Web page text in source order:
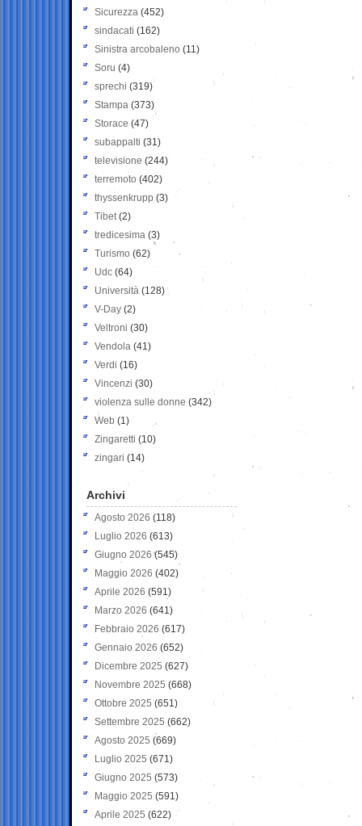
Sicurezza (452)
sindacati (162)
Sinistra arcobaleno (11)
Soru (4)
sprechi (319)
Stampa (373)
Storace (47)
subappalti (31)
televisione(244)
terremoto (402)
thyssenkrupp (3)
Tibet(2)
tredicesima (3)
Turismo (62)
Udc (64)
Università (128)
V-Day (2)
Veltroni (30)
Vendola (41)
Verdi (16)
Vincenzi (30)
violenza sulle donne (342)
Web (1)
Zingaretti (10)
zingari (14)
Archivi
Agosto 2026 (118)
Luglio 2026 (613)
Giugno 2026 (545)
Maggio 2026 (402)
Aprile 2026 (591)
Marzo 2026 (641)
Febbraio 2026 (617)
Gennaio 2026 (652)
Dicembre 2025 (627)
Novembre 2025 (668)
Ottobre 2025 (651)
Settembre 2025 (662)
Agosto 2025 (669)
Luglio 2025 (671)
Giugno 2025 (573)
Maggio 2025 (591)
Aprile 2025 (622)